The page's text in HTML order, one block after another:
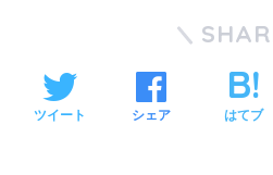
ツイート シェア はてブ